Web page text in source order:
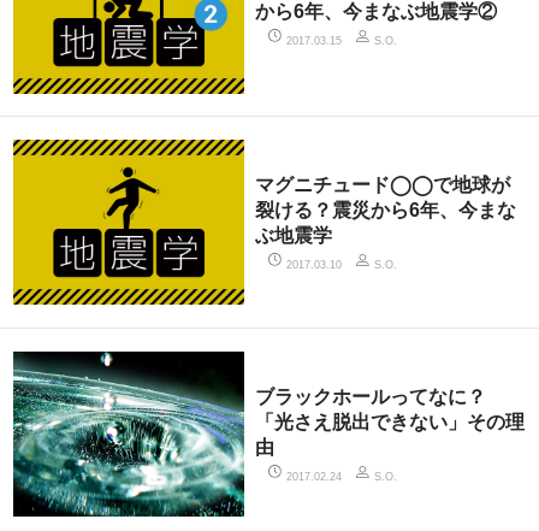
から6年、今まなぶ地震学②
2017.03.15 S.O.
マグニチュード◯◯で地球が
裂ける？震災から6年、今まな
ぶ地震学
2017.03.10 S.O.
ブラックホールってなに？
「光さえ脱出できない」その理
由
2017.02.24 S.O.